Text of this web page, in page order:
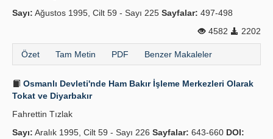
Sayı: Ağustos 1995, Cilt 59 - Sayı 225 Sayfalar: 497-498
4582
2202
Özet Tam Metin PDF Benzer Makaleler
Osmanlı Devleti'nde Ham Bakır İşleme Merkezleri Olarak
Tokat ve Diyarbakır
Fahrettin Tızlak
Sayı: Aralık 1995, Cilt 59 - Sayı 226 Sayfalar: 643-660 DOI: